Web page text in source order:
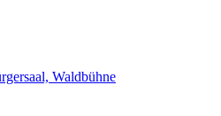
Waldbühne